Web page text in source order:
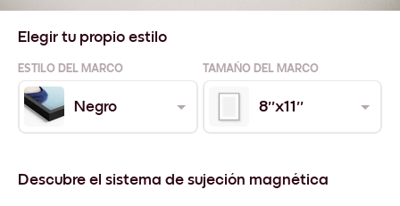
Elegir tu propio estilo
ESTILO DEL MARCO TAMAÑO DEL MARCO
Negro 8''x11''
Descubre el sistema de sujeción magnética